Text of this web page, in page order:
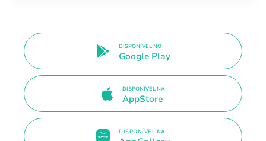
DISPONÍVEL NO
Google Play
DISPONÍVEL NA
AppStore
DISPONÍVEL NA